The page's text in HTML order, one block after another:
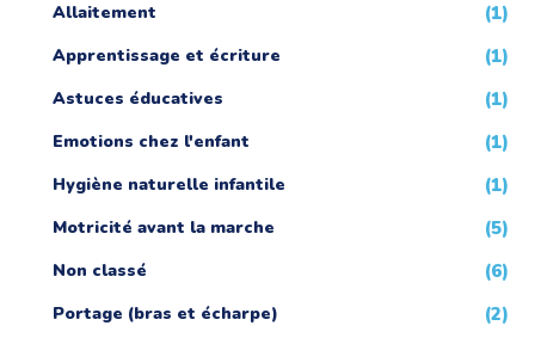
Allaitement (1)
Apprentissage et écriture (1)
Astuces éducatives (1)
Emotions chez l'enfant (1)
Hygiène naturelle infantile (1)
Motricité avant la marche (5)
Non classé (6)
Portage (bras et écharpe) (2)